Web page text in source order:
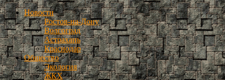
Новости
Ростов-на-Дону
Волгоград
Астрахань
Краснодар
Общество
Экология
ЖКХ